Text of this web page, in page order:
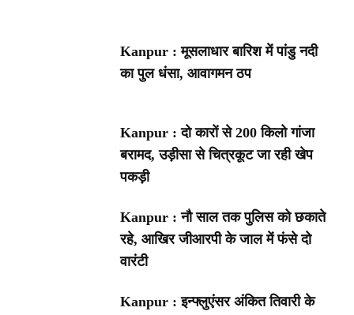
Kanpur : मूसलाधार बारिश में पांडु नदी
का पुल धंसा, आवागमन ठप
Kanpur : दो कारों से 200 किलो गांजा
बरामद, उड़ीसा से चित्रकूट जा रही खेप
पकड़ी
Kanpur : नौ साल तक पुलिस को छकाते
रहे, आखिर जीआरपी के जाल में फंसे दो
वारंटी
Kanpur : इन्फ्लुएंसर अंकित तिवारी के